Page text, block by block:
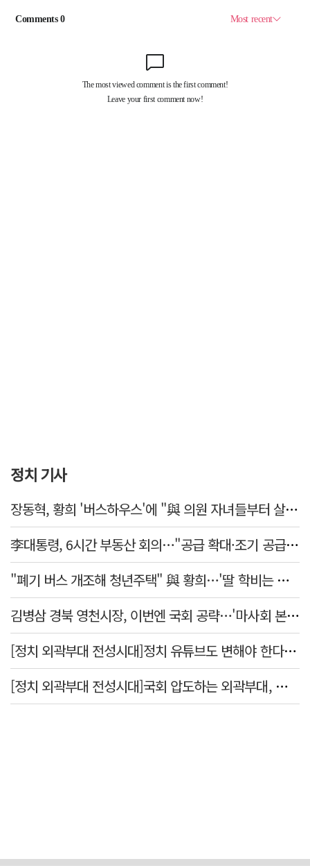
정치 기사
장동혁, 황희 '버스하우스'에 "與 의원 자녀들부터 살아보면 어떨까?"
李대통령, 6시간 부동산 회의…"공급 확대·조기 공급 과감히 실천"
"폐기 버스 개조해 청년주택" 與 황희…'딸 학비는 年 4200만원'
김병삼 경북 영천시장, 이번엔 국회 공략…'마사회 본사 이전·광역교통망 확충' 요청
[정치 외곽부대 전성시대]정치 유튜브도 변해야 한다 "화합과 존중"
[정치 외곽부대 전성시대]국회 압도하는 외곽부대, 목소리 왜 커지나?